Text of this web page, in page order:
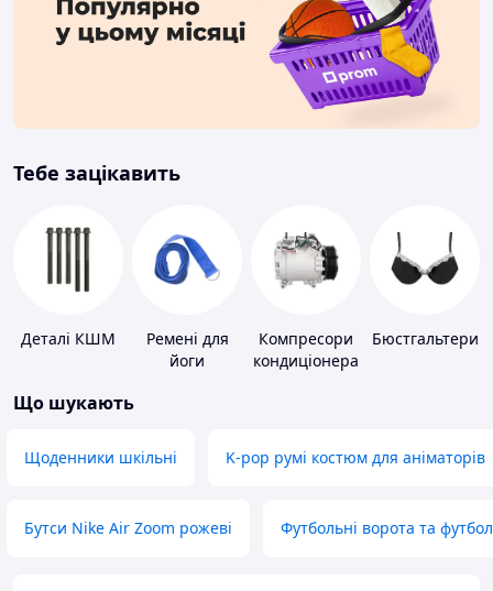
Тебе зацікавить
Деталі КШМ
Ремені для
йоги
Компресори
кондиціонера
Бюстгальтери
Що шукають
Щоденники шкільні K-pop румі костюм для аніматорів
Бутси Nike Air Zoom рожеві Футбольні ворота та